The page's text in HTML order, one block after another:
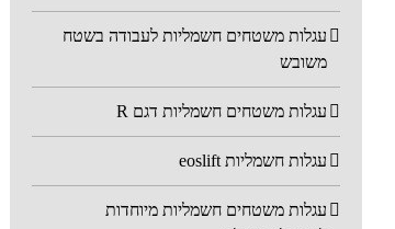
עגלות משטחים חשמליות לעבודה בשטח
משובש
עגלות משטחים חשמליות דגם R
עגלות חשמליות eoslift
עגלות משטחים חשמליות מיוחדות